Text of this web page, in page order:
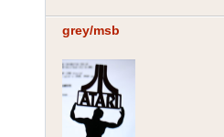
grey/msb